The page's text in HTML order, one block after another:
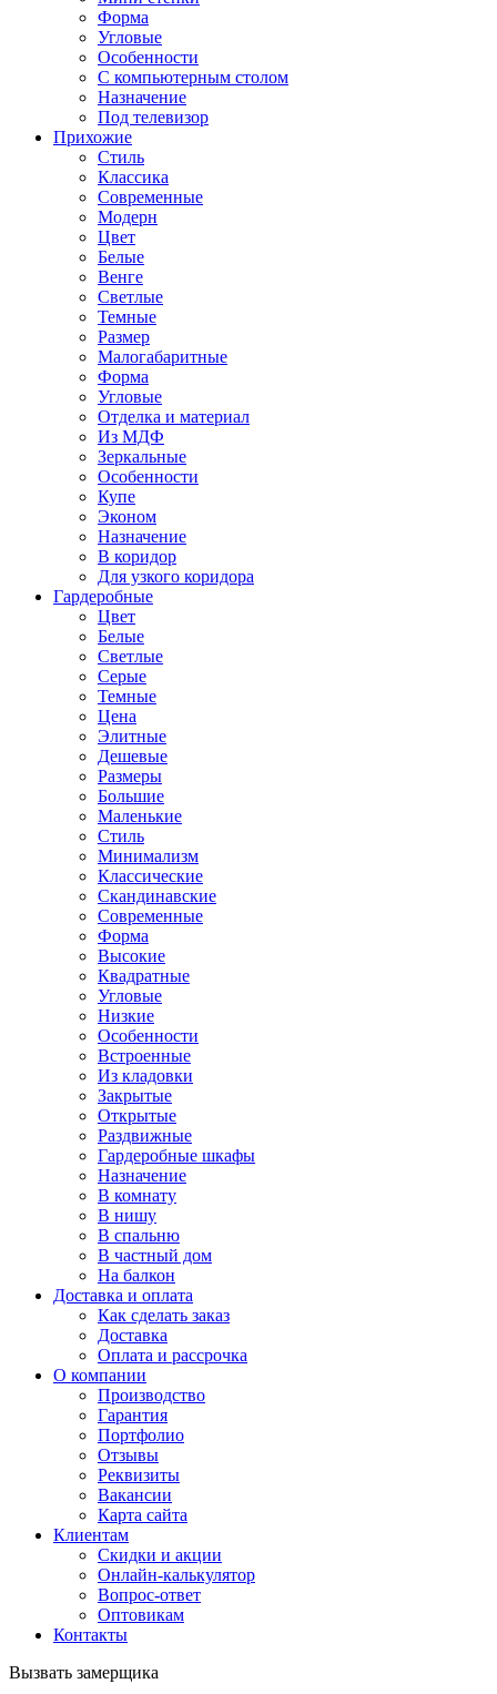
Форма
Угловые
Особенности
С компьютерным столом
Назначение
Под телевизор
Прихожие
Стиль
Классика
Современные
Модерн
Цвет
Белые
Венге
Светлые
Темные
Размер
Малогабаритные
Форма
Угловые
Отделка и материал
Из МДФ
Зеркальные
Особенности
Купе
Эконом
Назначение
В коридор
Для узкого коридора
Гардеробные
Цвет
Белые
Светлые
Серые
Темные
Цена
Элитные
Дешевые
Размеры
Большие
Маленькие
Стиль
Минимализм
Классические
Скандинавские
Современные
Форма
Высокие
Квадратные
Угловые
Низкие
Особенности
Встроенные
Из кладовки
Закрытые
Открытые
Раздвижные
Гардеробные шкафы
Назначение
В комнату
В нишу
В спальню
В частный дом
На балкон
Доставка и оплата
Как сделать заказ
Доставка
Оплата и рассрочка
О компании
Производство
Гарантия
Портфолио
Отзывы
Реквизиты
Вакансии
Карта сайта
Клиентам
Скидки и акции
Онлайн-калькулятор
Вопрос-ответ
Оптовикам
Контакты
Вызвать замерщика